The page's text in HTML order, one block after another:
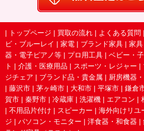
| トップページ | 買取の流れ | よくある質問 |
ビ・ブルーレイ | 家電 | ブランド家具 | 家具
器・電子ピアノ等 | プロ用工具 | ベビー・
ト | 介護・医療用品 | スポーツ・レジャー |
ジチェア | ブランド品・貴金属 | 厨房機器
| 藤沢市 | 茅ヶ崎市 | 大和市 | 平塚市 | 鎌倉
賀市 | 秦野市 | 冷蔵庫 | 洗濯機 | エアコン |
| 不用品片付け | スピーカー | 海外向けリユ
ジ | パソコン・モニター | 洋食器・和食器 |